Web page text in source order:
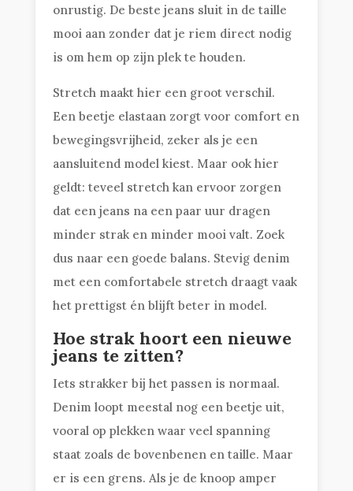
onrustig. De beste jeans sluit in de taille
mooi aan zonder dat je riem direct nodig
is om hem op zijn plek te houden.
Stretch maakt hier een groot verschil.
Een beetje elastaan zorgt voor comfort en
bewegingsvrijheid, zeker als je een
aansluitend model kiest. Maar ook hier
geldt: teveel stretch kan ervoor zorgen
dat een jeans na een paar uur dragen
minder strak en minder mooi valt. Zoek
dus naar een goede balans. Stevig denim
met een comfortabele stretch draagt vaak
het prettigst én blijft beter in model.
Hoe strak hoort een nieuwe
jeans te zitten?
Iets strakker bij het passen is normaal.
Denim loopt meestal nog een beetje uit,
vooral op plekken waar veel spanning
staat zoals de bovenbenen en taille. Maar
er is een grens. Als je de knoop amper